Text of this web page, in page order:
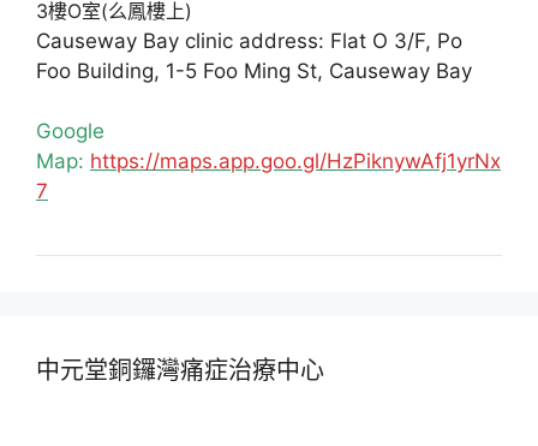
3樓O室(么鳳樓上)
Causeway Bay clinic address: Flat O 3/F, Po
Foo Building, 1-5 Foo Ming St, Causeway Bay
Google
Map: https://maps.app.goo.gl/HzPiknywAfj1yrNx
7
中元堂銅鑼灣痛症治療中心